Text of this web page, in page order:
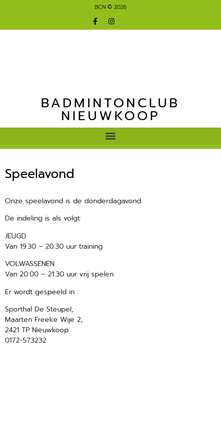
BCN © 2026
BADMINTONCLUB
NIEUWKOOP
Speelavond
Onze speelavond is de donderdagavond.
De indeling is als volgt:
JEUGD
Van 19.30 – 20.30 uur training
VOLWASSENEN
Van 20.00 – 21.30 uur vrij spelen.
Er wordt gespeeld in :
Sporthal De Steupel,
Maarten Freeke Wije 2,
2421 TP Nieuwkoop
0172-573232